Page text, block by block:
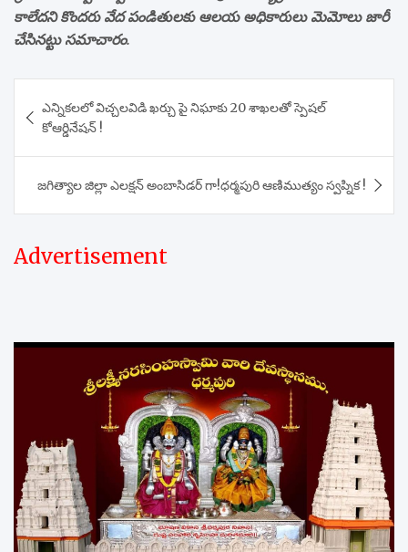
కాలేదని కొందరు వేద పండితులకు ఆలయ అధికారులు మెమోలు జారీ
చేసినట్టు సమాచారం.
navigation
ఎన్నికలలో విచ్చలవిడి ఖర్చు పై నిఘాకు 20 శాఖలతో స్పెషల్
కోఆర్డినేషన్ !
జగిత్యాల జిల్లా ఎలక్షన్ అంబాసిడర్ గా!ధర్మపురి ఆణిముత్యం స్వప్నిక !
Advertisement